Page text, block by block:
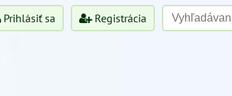
Prihlásiť sa Registrácia